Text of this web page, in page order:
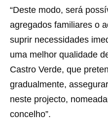
“Deste modo, será
agregados familiares o
suprir necessidades
uma melhor qualidade
Castro Verde, que
gradualmente,
neste projecto,
concelho”.